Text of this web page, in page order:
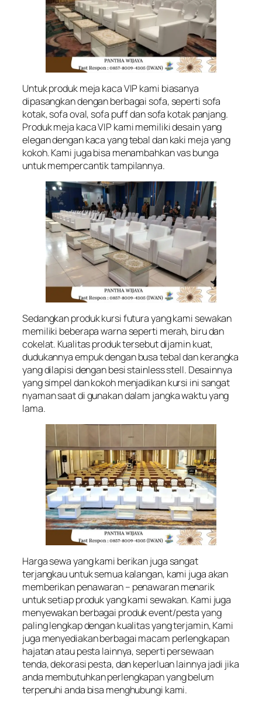
Untuk produk meja kaca VIP kami biasanya
dipasangkan dengan berbagai sofa, seperti sofa
kotak, sofa oval, sofa puff dan sofa kotak panjang.
Produk meja kaca VIP kami memiliki desain yang
elegan dengan kaca yang tebal dan kaki meja yang
kokoh. Kami juga bisa menambahkan vas bunga
untuk mempercantik tampilannya.
Sedangkan produk kursi futura yang kami sewakan
memiliki beberapa warna seperti merah, biru dan
cokelat. Kualitas produk tersebut dijamin kuat,
dudukannya empuk dengan busa tebal dan kerangka
yang dilapisi dengan besi stainless stell. Desainnya
yang simpel dan kokoh menjadikan kursi ini sangat
nyaman saat di gunakan dalam jangka waktu yang
lama.
Harga sewa yang kami berikan juga sangat
terjangkau untuk semua kalangan, kami juga akan
memberikan penawaran – penawaran menarik
untuk setiap produk yang kami sewakan. Kami juga
menyewakan berbagai produk event/pesta yang
paling lengkap dengan kualitas yang terjamin, Kami
juga menyediakan berbagai macam perlengkapan
hajatan atau pesta lainnya, seperti persewaan
tenda, dekorasi pesta, dan keperluan lainnya jadi jika
anda membutuhkan perlengkapan yang belum
terpenuhi anda bisa menghubungi kami.